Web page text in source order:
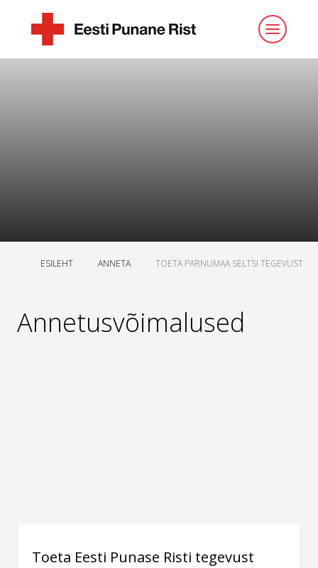
ESILEHT ANNETA TOETA PARNUMAA SELTSI TEGEVUST
Annetusvõimalused
Toeta Eesti Punase Risti tegevust